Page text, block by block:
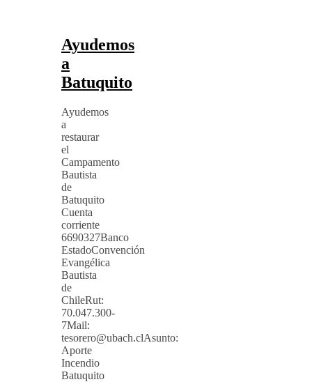
Ayudemos
a
Batuquito
Ayudemos
a
restaurar
el
Campamento
Bautista
de
Batuquito
Cuenta
corriente
6690327Banco
EstadoConvención
Evangélica
Bautista
de
ChileRut:
70.047.300-
7Mail:
tesorero@ubach.clAsunto:
Aporte
Incendio
Batuquito